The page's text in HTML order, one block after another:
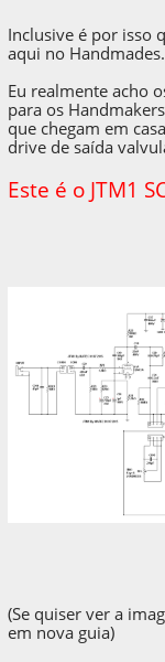
Inclusive é por isso
aqui no Handmades.
Eu realmente acho
para os
que chegam em
drive de saída
Este é o JTM1
(Se quiser ver a
em nova guia)